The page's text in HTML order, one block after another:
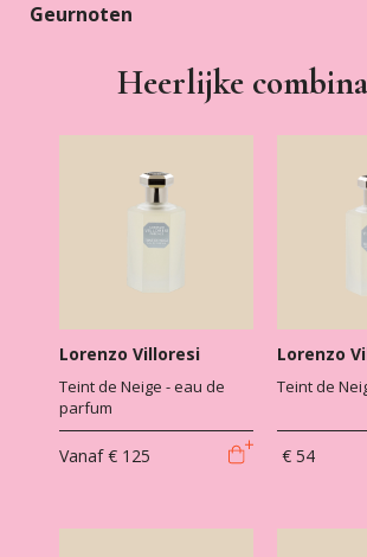
Geurnoten
Heerlijke
Lorenzo Villoresi
Teint de Neige - eau de
parfum
Vanaf € 125
Lorenzo
Teint de
€ 54